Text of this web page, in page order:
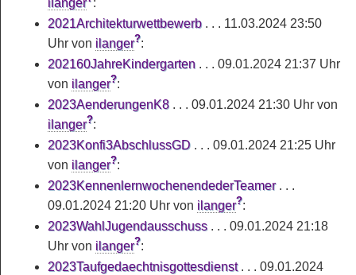
ilanger :
2021Architekturwettbewerb . . . 11.03.2024 23:50
Uhr von ilanger?:
202160JahreKindergarten . . . 09.01.2024 21:37 Uhr
von ilanger?:
2023AenderungenK8 . . . 09.01.2024 21:30 Uhr von
ilanger?:
2023Konfi3AbschlussGD . . . 09.01.2024 21:25 Uhr
von ilanger?:
2023KennenlernwochenendederTeamer. . .
09.01.2024 21:20 Uhr von ilanger?:
2023WahlJugendausschuss. . . 09.01.2024 21:18
Uhr von ilanger?:
2023Taufgedaechtnisgottesdienst. . . 09.01.2024